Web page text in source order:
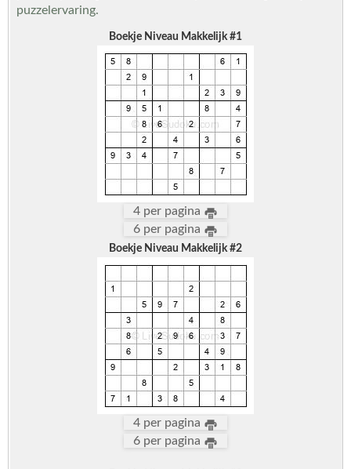
puzzelervaring.
Boekje Niveau Makkelijk #1
4 per pagina
6 per pagina
Boekje Niveau Makkelijk #2
4 per pagina
6 per pagina